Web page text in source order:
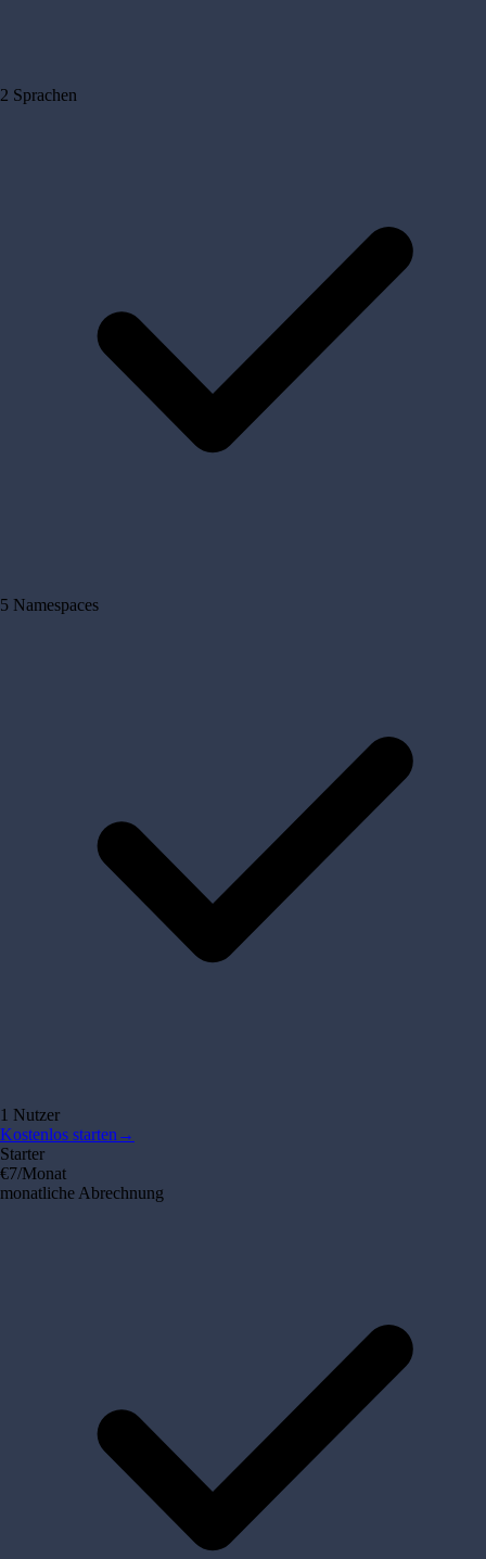
2 Sprachen
5 Namespaces
1 Nutzer
Kostenlos starten →
Starter
€7/Monat
monatliche Abrechnung